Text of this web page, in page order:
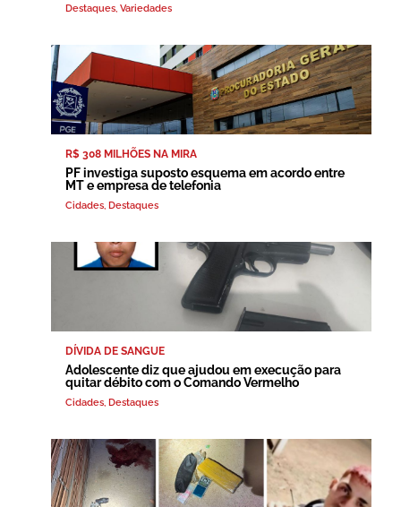
Destaques, Variedades
R$ 308 MILHÕES NA MIRA
PF investiga suposto esquema em acordo entre
MT e empresa de telefonia
Cidades, Destaques
DÍVIDA DE SANGUE
Adolescente diz que ajudou em execução para
quitar débito com o Comando Vermelho
Cidades, Destaques